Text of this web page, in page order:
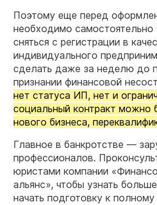
Поэтому еще перед
необходимо
сняться с регистрации в
индивидуального
сделать даже за неделю до
признании финансовой
нет статуса ИП, нет и
социальный контракт можно
нового бизнеса,
Главное в банкротстве —
профессионалов.
юристами компании
альянс», чтобы узнать
начать подготовку к